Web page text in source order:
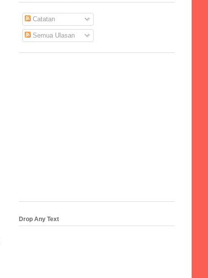
Catatan
Semua Ulasan
Drop Any Text